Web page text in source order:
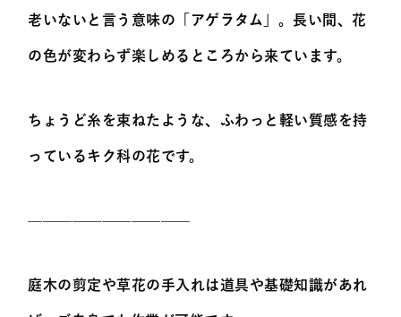
老いないと言う意味の「アゲラタム」。長い間、花
の色が変わらず楽しめるところから来ています。
ちょうど糸を束ねたような、ふわっと軽い質感を持
っているキク科の花です。
———————————
庭木の剪定や草花の手入れは道具や基礎知識があれ